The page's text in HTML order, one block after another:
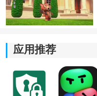
点击喜欢的剧集
应用推荐